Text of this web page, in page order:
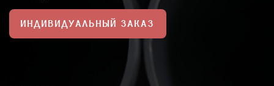
ИНДИВИДУАЛЬНЫЙ ЗАКАЗ